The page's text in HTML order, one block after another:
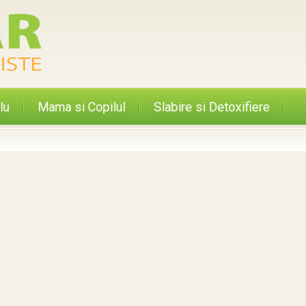
Mama si Copilul Slabire si Detoxifiere